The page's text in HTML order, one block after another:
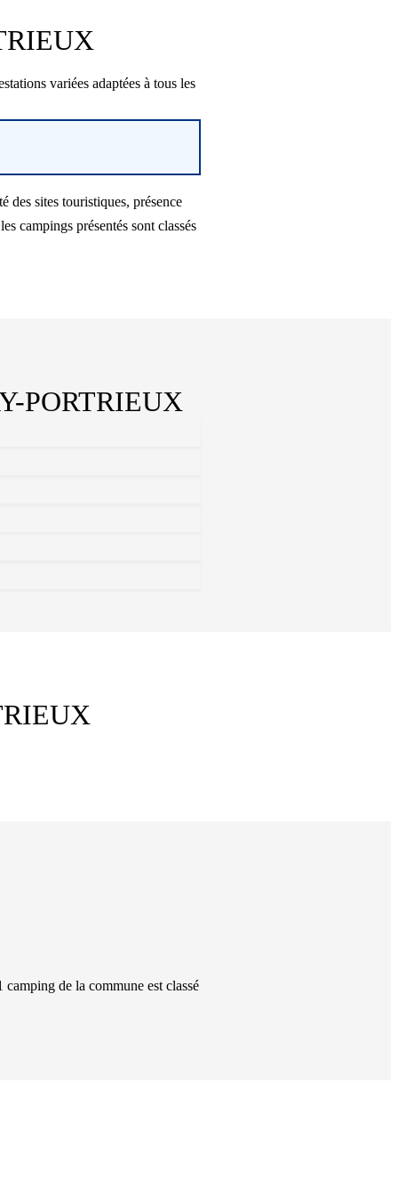
variées adaptées à tous les
sites touristiques, présence
campings présentés sont classés
PORTRIEUX
camping de la commune est classé